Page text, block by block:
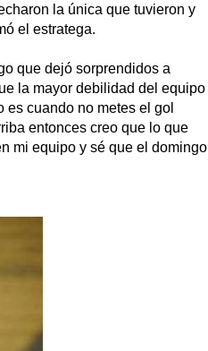
la única que tuvieron y
el estratega.
que dejó sorprendidos a
la mayor debilidad del equipo
cuando no metes el gol
entonces creo que lo que
mi equipo y sé que el domingo